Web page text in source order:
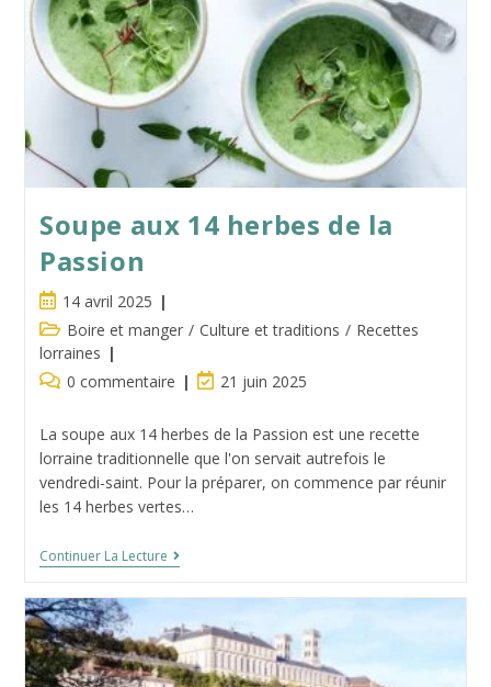
Soupe aux 14 herbes de la
Passion
Publication
publiée :
14 avril 2025
Post
category:
Boire et manger / Culture et traditions / Recettes
lorraines
Commentaires
la
publication :
0 commentaire
Dernière
de
publication :
21 juin 2025
La soupe aux 14 herbes de la Passion est une recette
lorraine traditionnelle que l'on servait autrefois le
vendredi-saint. Pour la préparer, on commence par réunir
les 14 herbes vertes…
Continuer La LectureSoupe
Aux
De
La
Passion